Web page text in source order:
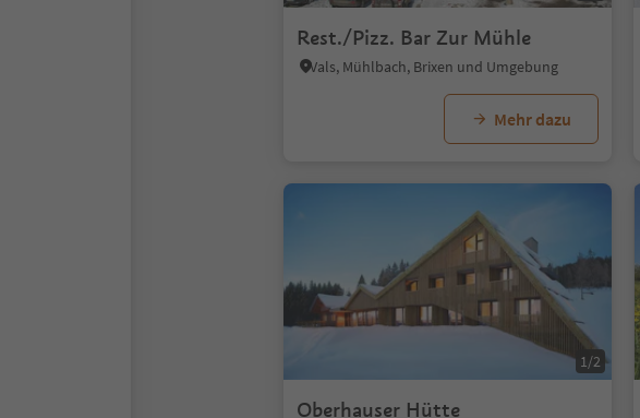
Rest./Pizz. Bar Zur Mühle
Vals, Mühlbach, Brixen und Umgebung
Mehr dazu
1/2
Oberhauser Hütte